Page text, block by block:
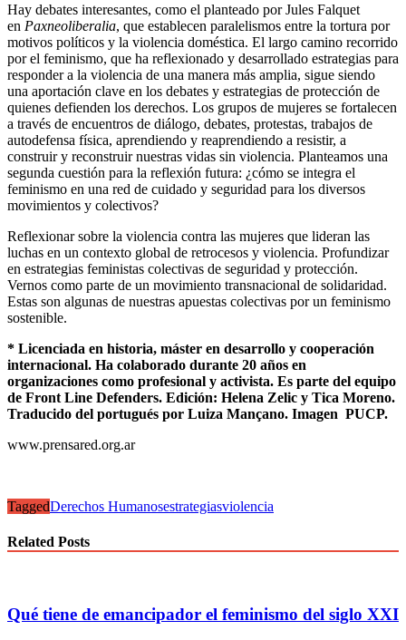
Hay debates interesantes, como el planteado por Jules Falquet
en Paxneoliberalia, que establecen paralelismos entre la tortura por
motivos políticos y la violencia doméstica. El largo camino recorrido
por el feminismo, que ha reflexionado y desarrollado estrategias para
responder a la violencia de una manera más amplia, sigue siendo
una aportación clave en los debates y estrategias de protección de
quienes defienden los derechos. Los grupos de mujeres se fortalecen
a través de encuentros de diálogo, debates, protestas, trabajos de
autodefensa física, aprendiendo y reaprendiendo a resistir, a
construir y reconstruir nuestras vidas sin violencia. Planteamos una
segunda cuestión para la reflexión futura: ¿cómo se integra el
feminismo en una red de cuidado y seguridad para los diversos
movimientos y colectivos?
Reflexionar sobre la violencia contra las mujeres que lideran las
luchas en un contexto global de retrocesos y violencia. Profundizar
en estrategias feministas colectivas de seguridad y protección.
Vernos como parte de un movimiento transnacional de solidaridad.
Estas son algunas de nuestras apuestas colectivas por un feminismo
sostenible.
* Licenciada en historia, máster en desarrollo y cooperación
internacional. Ha colaborado durante 20 años en
organizaciones como profesional y activista. Es parte del equipo
de Front Line Defenders. Edición: Helena Zelic y Tica Moreno.
Traducido del portugués por Luiza Mançano. Imagen PUCP.
www.prensared.org.ar
TaggedDerechos Humanosestrategiasviolencia
Related Posts
Qué tiene de emancipador el feminismo del siglo XXI